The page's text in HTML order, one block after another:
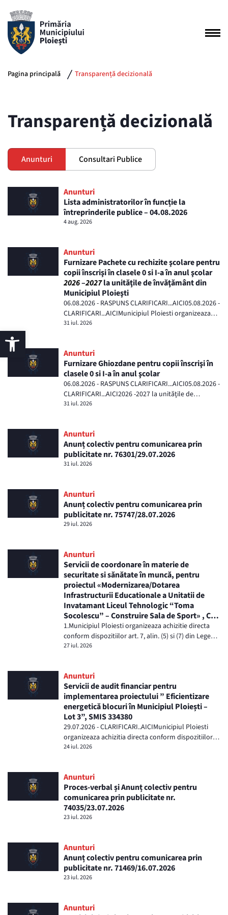
Pagina principală Transparență decizională
Transparență decizională
Anunturi Consultari Publice
Anunturi
Lista administratorilor în funcție la
întreprinderile publice – 04.08.2026
4 aug. 2026
Anunturi
Furnizare Pachete cu rechizite şcolare pentru
copii înscrişi în clasele 0 si I-a în anul şcolar
2026–2027la unităţile de învăţământ din
Municipiul Ploieşti
06.08.2026 - RASPUNS CLARIFICARI...AICI05.08.2026 -
CLARIFICARI...AICIMunicipiul Ploiesti organizeaza
achizitia directa conform dispozitiil...
31 iul. 2026
Anunturi
Furnizare Ghiozdane pentru copii înscrişi în
clasele 0 si I-a în anul şcolar
06.08.2026 - RASPUNS CLARIFICARI...AICI05.08.2026 -
CLARIFICARI...AICI2026 -2027 la unităţile de
învăţământ din Municipiul Ploieşti”Mun...
31 iul. 2026
Anunturi
Anunț colectiv pentru comunicarea prin
publicitate nr. 76301/29.07.2026
31 iul. 2026
Anunturi
Anunț colectiv pentru comunicarea prin
publicitate nr. 75747/28.07.2026
29 iul. 2026
Anunturi
Servicii de coordonare în materie de
securitate si sănătate în muncă, pentru
proiectul «Modernizarea/Dotarea
Infrastructurii Educationale a Unitatii de
Invatamant Liceul Tehnologic “Toma
Socolescu” – Construire Sala de Sport» , Cod
SMIS: 337943
1.Municipiul Ploiesti organizeaza achizitie directa
conform dispozitiilor art. 7, alin. (5) si (7) din Legea
nr. 98/2016, privind achizițiile publi...
27 iul. 2026
Anunturi
Servicii de audit financiar pentru
implementarea proiectului ” Eficientizare
energetică blocuri în Municipiul Ploiești –
Lot 3”, SMIS 334380
29.07.2026 - CLARIFICARI..AICIMunicipiul Ploiesti
organizeaza achizitia directa conform dispozitiilor
art. 7, alin. (5) din Legea nr. 98/2016 p...
24 iul. 2026
Anunturi
Proces-verbal și Anunț colectiv pentru
comunicarea prin publicitate nr.
74035/23.07.2026
23 iul. 2026
Anunturi
Anunț colectiv pentru comunicarea prin
publicitate nr. 71469/16.07.2026
23 iul. 2026
Anunturi